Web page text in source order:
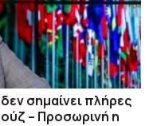
σημαίνει πλήρες
– Προσωρινή η